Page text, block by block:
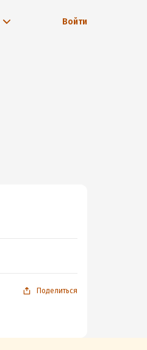
Войти
Поделиться